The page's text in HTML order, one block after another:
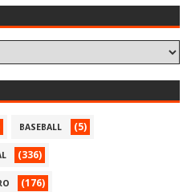
BASEBALL (5)
(336)
(176)